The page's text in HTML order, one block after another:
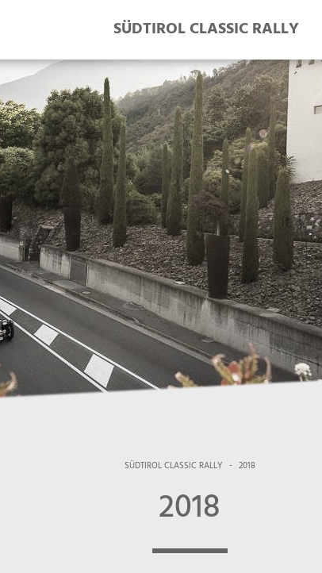
SÜDTIROL CLASSIC RALLY
SÜDTIROL CLASSIC RALLY - 2018
2018